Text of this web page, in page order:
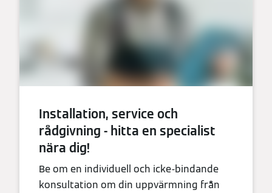
Installation, service och
rådgivning - hitta en specialist
nära dig!
Be om en individuell och icke-bindande
konsultation om din uppvärmning från